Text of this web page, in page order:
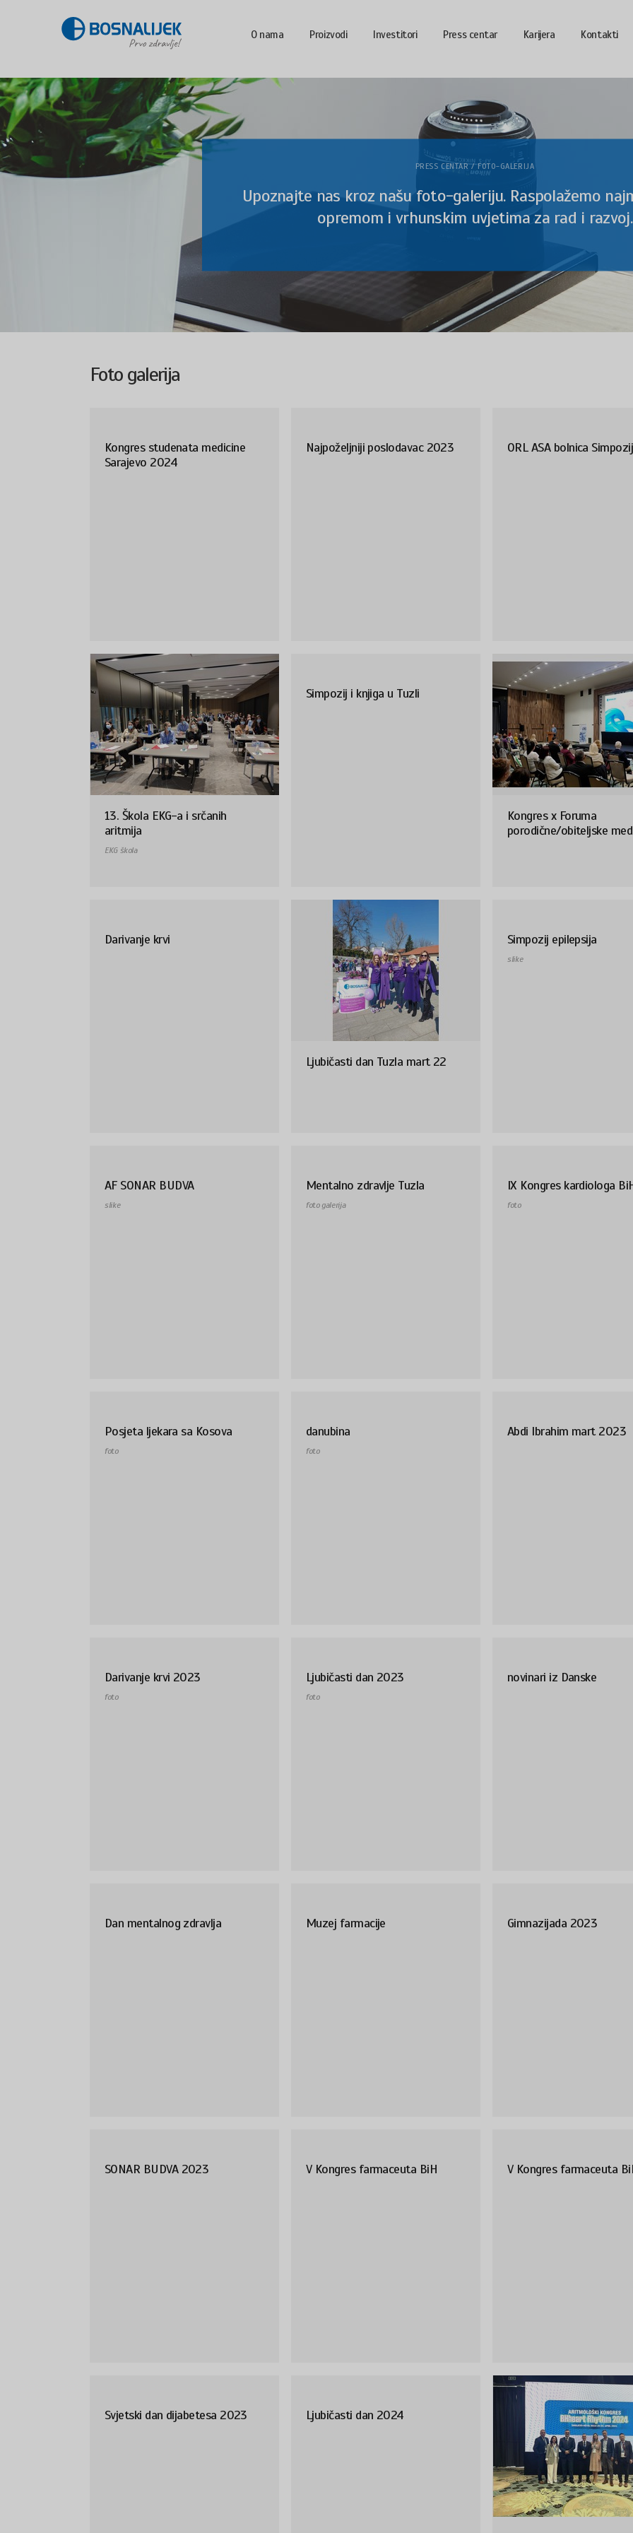
O nama Proizvodi Investitori Press centar Karijera Kontakti
PRESS CENTAR / FOTO-GALERIJA
Upoznajte nas kroz našu foto-galeriju. Raspolažemo
opremom i vrhunskim uvjetima za rad i razvoj.
Foto galerija
Kongres studenata medicine
Sarajevo 2024
Najpoželjniji poslodavac 2023 ORL ASA bolnica Simpozij
13. Škola EKG-a i srčanih
aritmija
EKG škola
Simpozij i knjiga u Tuzli
Kongres x Foruma
porodične/obiteljske
Darivanje krvi
Ljubičasti dan Tuzla mart 22
Simpozij epilepsija
slike
AF SONAR BUDVA
slike
Mentalno zdravlje Tuzla
foto galerija
IX Kongres kardiologa
foto
Posjeta ljekara sa Kosova
foto
danubina
foto
Abdi Ibrahim mart 2023
Darivanje krvi 2023
foto
Ljubičasti dan 2023
foto
novinari iz Danske
Dan mentalnog zdravlja Muzej farmacije Gimnazijada 2023
SONAR BUDVA 2023 V Kongres farmaceuta BiH V Kongres farmaceuta
Svjetski dan dijabetesa 2023 Ljubičasti dan 2024